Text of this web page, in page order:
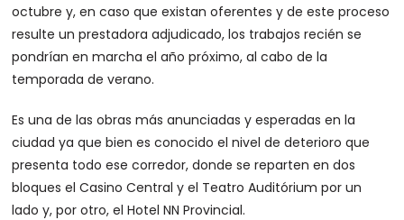
octubre y, en caso que existan oferentes y de este proceso
resulte un prestadora adjudicado, los trabajos recién se
pondrían en marcha el año próximo, al cabo de la
temporada de verano.
Es una de las obras más anunciadas y esperadas en la
ciudad ya que bien es conocido el nivel de deterioro que
presenta todo ese corredor, donde se reparten en dos
bloques el Casino Central y el Teatro Auditórium por un
lado y, por otro, el Hotel NN Provincial.